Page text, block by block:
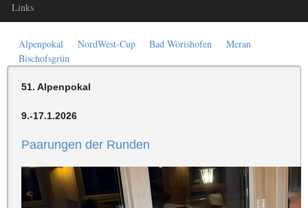
Links
Alpenpokal NordWest-Cup Bad Wörishofen
Meran
Bischofsgrün
51. Alpenpokal
9.-17.1.2026
Paarungen der Runden